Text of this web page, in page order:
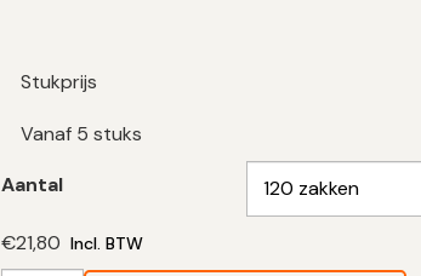
Stukprijs
Vanaf 5 stuks
Aantal
€21,80 Incl. BTW